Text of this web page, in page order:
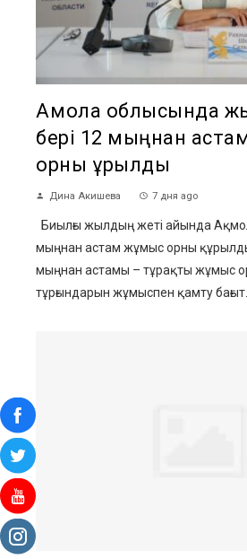
Ақмола облысында
бері 12 мыңнан
орны құрылды
Дина Акишева 7 дня ago
Биылғы жылдың жеті айында
мыңнан астам жұмыс орны
мыңнан астамы – тұрақты жұмыс
тұрғындарын жұмыспен қамту бағыт...